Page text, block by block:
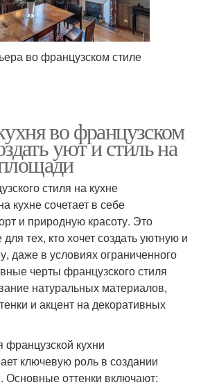
во французском стиле
во французском
уют и стиль на
стиля на кухне
кухне сочетает в себе
и природную красоту. Это
тех, кто хочет создать уютную и
даже в условиях ограниченного
черты французского стиля
натуральных материалов,
и акцент на декоративных
кухни
ключевую роль в создании
Основные оттенки включают: